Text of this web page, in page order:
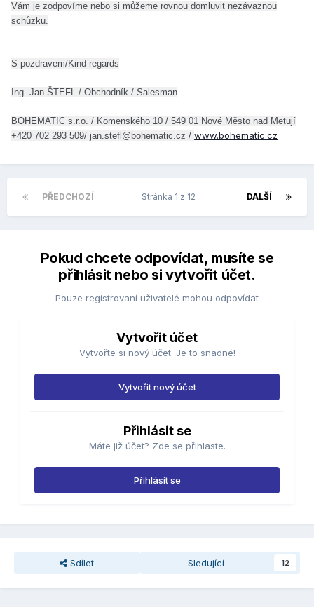
Vám je zodpovíme nebo si můžeme rovnou domluvit nezávaznou
schůzku.
S pozdravem/Kind regards
Ing. Jan ŠTEFL / Obchodník / Salesman
BOHEMATIC s.r.o. / Komenského 10 / 549 01 Nové Město nad Metují
+420 702 293 509/ jan.stefl@bohematic.cz / www.bohematic.cz
PŘEDCHOZÍ DALŠÍ
Stránka 1 z 12
Pokud chcete odpovídat, musíte se
přihlásit nebo si vytvořit účet.
Pouze registrovaní uživatelé mohou odpovídat
Vytvořit účet
Vytvořte si nový účet. Je to snadné!
Vytvořit nový účet
Přihlásit se
Máte již účet? Zde se přihlaste.
Přihlásit se
Sdílet Sledující 12